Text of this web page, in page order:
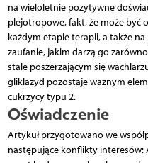
na wieloletnie pozytywne
plejotropowe, fakt, że może być
każdym etapie terapii, a także
zaufanie, jakim darzą go
stale poszerzającym się
gliklazyd pozostaje ważnym
cukrzycy typu 2.
Oświadczenie
Artykuł przygotowano we
następujące konflikty interesów: